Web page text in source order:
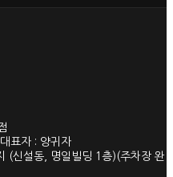
표자 : 양귀자
(신설동, 명일빌딩 1층)(주차장 완